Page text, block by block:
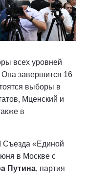
всех уровней
Она завершится 16
выборы в
Мценский и
в
Съезда «Единой
в Москве с
Путина, партия